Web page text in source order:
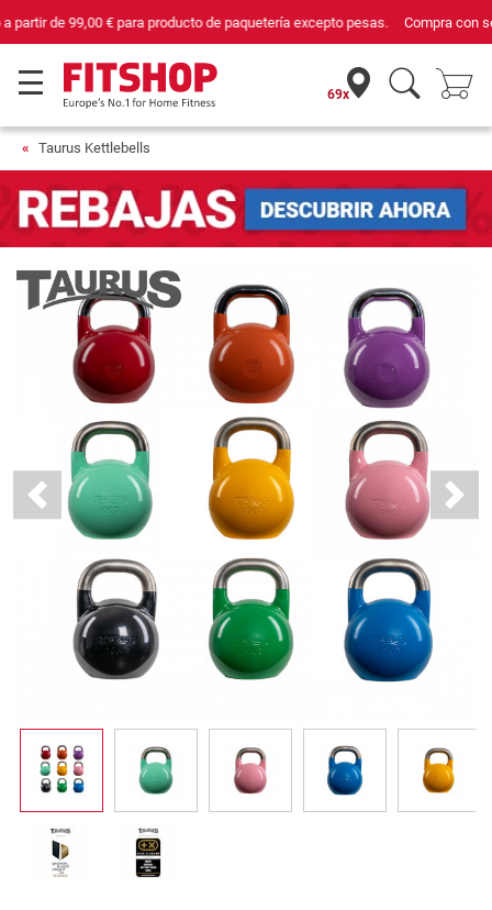
Compra con seguridad en Fitshop, comercio con sello de Confianza Online.
69x
Taurus Kettlebells
Previous Next